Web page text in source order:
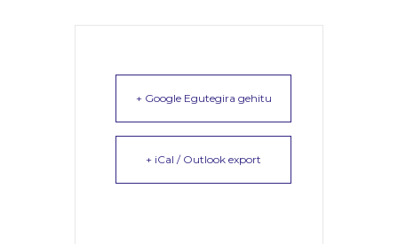
+ Google Egutegira gehitu
+ iCal / Outlook export